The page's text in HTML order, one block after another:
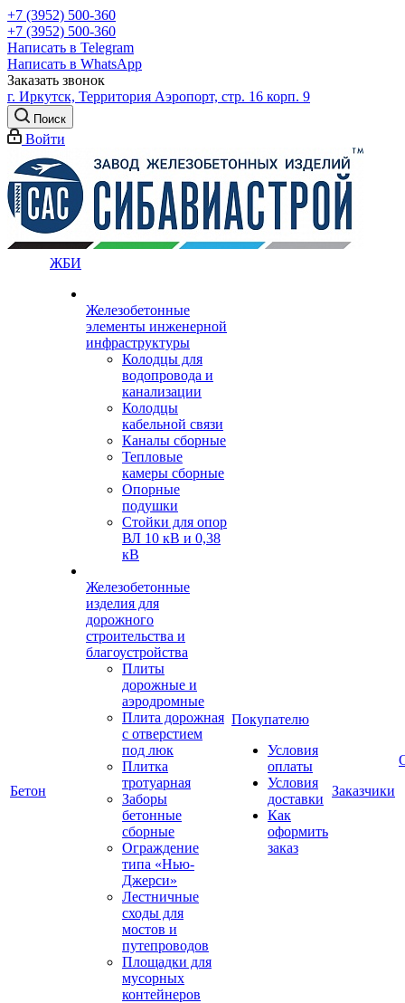
+7 (3952) 500-360
+7 (3952) 500-360
Написать в Telegram
Написать в WhatsApp
Заказать звонок
г. Иркутск, Территория Аэропорт, стр. 16 корп. 9
Поиск
Войти
Бетон
ЖБИ
Железобетонные
элементы инженерной
инфраструктуры
Колодцы для
водопровода и
канализации
Колодцы
кабельной связи
Каналы сборные
Тепловые
камеры сборные
Опорные
подушки
Стойки для опор
ВЛ 10 кВ и 0,38
кВ
Железобетонные
изделия для
дорожного
строительства и
благоустройства
Плиты
дорожные и
аэродромные
Плита дорожная
с отверстием
под люк
Плитка
тротуарная
Заборы
бетонные
сборные
Ограждение
типа «Нью-
Джерси»
Лестничные
сходы для
мостов и
путепроводов
Площадки для
мусорных
контейнеров
Покупателю
Условия
оплаты
Условия
доставки
Как
оформить
заказ
Заказчики